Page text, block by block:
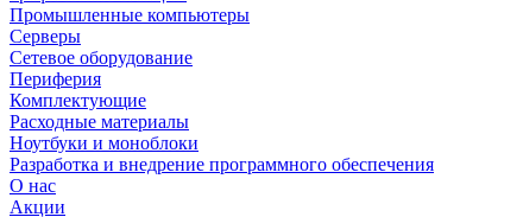
Промышленные компьютеры
Серверы
Сетевое оборудование
Периферия
Комплектующие
Расходные материалы
Ноутбуки и моноблоки
Разработка и внедрение программного обеспечения
О нас
Акции